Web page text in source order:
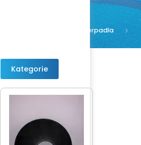
Bazénová čerpadla
Kategorie